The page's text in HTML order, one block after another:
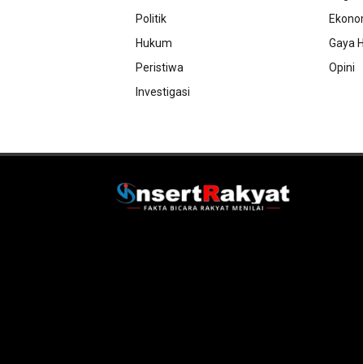
Politik
Hukum
Peristiwa
Investigasi
Gaya
Opini